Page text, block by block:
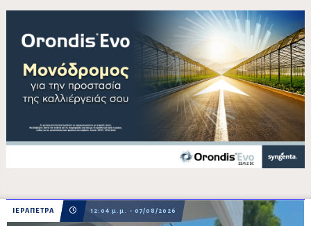
ΙΕΡΑΠΕΤΡΑ 12:04 μ.μ. - 07/08/2026